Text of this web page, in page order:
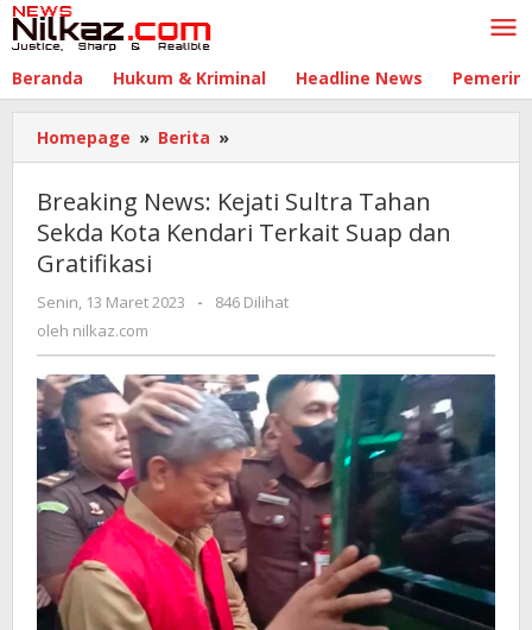
Lewati
ke
Beranda Hukum & Kriminal Headline News
Homepage » Berita »
News:
Sultra
Tahan
Kendari
Suap
dan
Gratifikasi
Breaking News: Kejati Sultra Tahan
Sekda Kota Kendari Terkait Suap dan
Gratifikasi
Senin, 13 Maret 2023
oleh
-
846 Dilihat
oleh nilkaz.com